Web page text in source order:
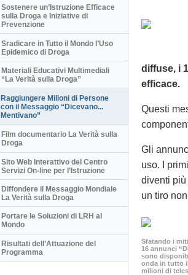
diffuse, i
efficace.
Questi
Gli
uso. I
diventi più
un tiro
Sfatando i
16 annunci
sono
onda in tutto
milioni di
Sostenere un’Istruzione Efficace
sulla Droga e Iniziative di
Prevenzione
Sradicare in Tutto il Mondo l’Uso
Epidemico di Droga
Materiali Educativi Multimediali
“La Verità sulla Droga”
Raggiungere Milioni di Persone
con il Messaggio “Dicevano...
Mentivano”
Film documentario La Verità sulla
Droga
Sito Web Interattivo del Centro
Servizi On-line per l’Istruzione
Diffondere il Messaggio Mondiale
La Verità sulla Droga
Portare le Soluzioni di LRH al
Mondo
Risultati dell’Attuazione del
Programma